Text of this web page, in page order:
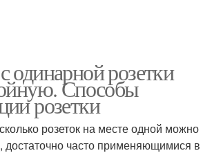
розетки
Способы
розетки
розеток на месте одной можно
достаточно часто применяющимися в